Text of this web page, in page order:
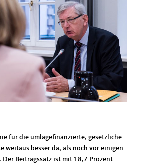
für die umlagefinanzierte, gesetzliche
weitaus besser da, als noch vor einigen
Der Beitragssatz ist mit 18,7 Prozent